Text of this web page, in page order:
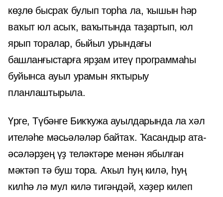
көҙлө бысраҡ булып торһа ла, ҡышын һәр
ваҡыт юл асыҡ, ваҡытында таҙартып, юл
ярып торалар, быйыл урындағы
башланғыстарға ярҙам итеү программаһы
буйынса ауыл урамын яҡтырыу
планлаштырыла.
Үрге, Түбәнге Бикҡужа ауылдарында ла хәл
ителәһе мәсьәләләр байтаҡ. Ҡасандыр ата-
әсәләрҙең үҙ теләктәре менән ябылған
мәктәп тә буш тора. Аҡыл һуң килә, һуң
килһә лә мул килә тигәндәй, хәҙер килеп